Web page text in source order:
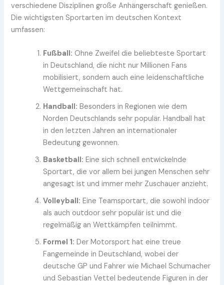
verschiedene Disziplinen große Anhängerschaft genießen.
Die wichtigsten Sportarten im deutschen Kontext
umfassen:
Fußball: Ohne Zweifel die beliebteste Sportart
in Deutschland, die nicht nur Millionen Fans
mobilisiert, sondern auch eine leidenschaftliche
Wettgemeinschaft hat.
Handball: Besonders in Regionen wie dem
Norden Deutschlands sehr populär. Handball hat
in den letzten Jahren an internationaler
Bedeutung gewonnen.
Basketball: Eine sich schnell entwickelnde
Sportart, die vor allem bei jungen Menschen sehr
angesagt ist und immer mehr Zuschauer anzieht.
Volleyball: Eine Teamsportart, die sowohl indoor
als auch outdoor sehr populär ist und die
regelmäßig an Wettkämpfen teilnimmt.
Formel 1: Der Motorsport hat eine treue
Fangemeinde in Deutschland, wobei der
deutsche GP und Fahrer wie Michael Schumacher
und Sebastian Vettel bedeutende Figuren in der